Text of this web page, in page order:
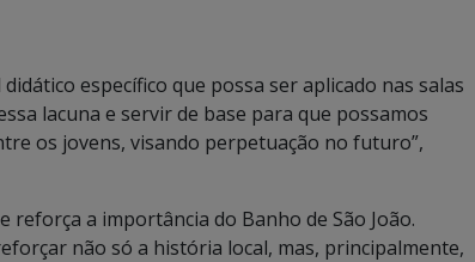
específico que possa ser aplicado nas salas
lacuna e servir de base para que possamos
os jovens, visando perpetuação no futuro”,
a importância do Banho de São João.
não só a história local, mas, principalmente,